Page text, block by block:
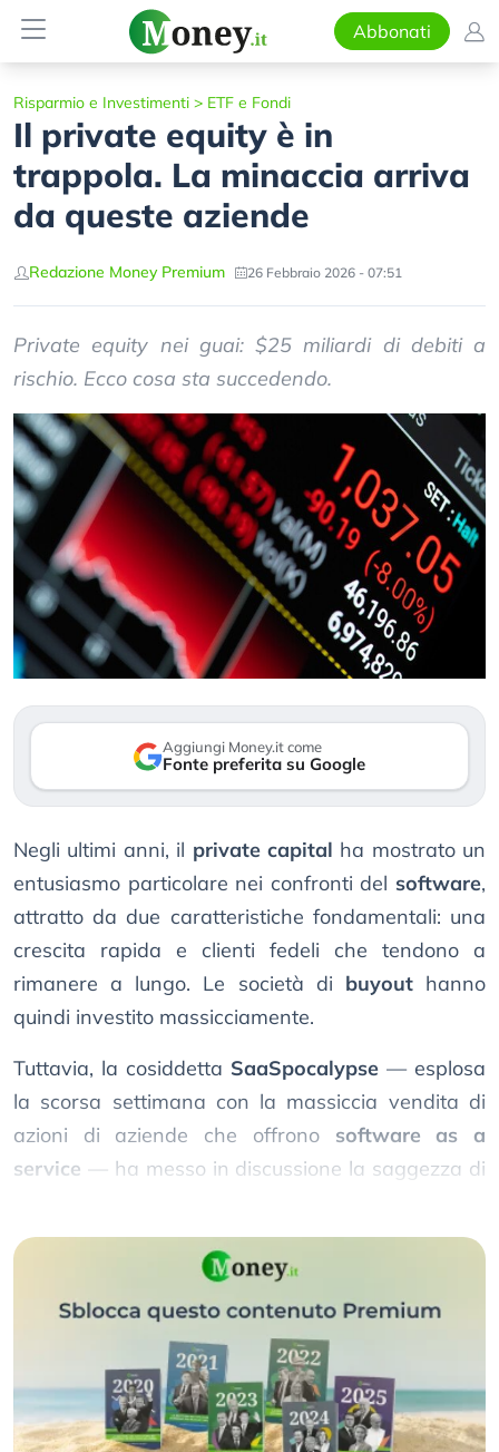
Abbonati
Risparmio e Investimenti > ETF e Fondi
Il private equity è in
trappola. La minaccia arriva
da queste aziende
Redazione Money Premium 26 Febbraio 2026 - 07:51
Private equity nei guai: $25 miliardi di debiti a
rischio. Ecco cosa sta succedendo.
Aggiungi Money.it come
Fonte preferita su Google
Negli ultimi anni, il private capital ha mostrato un
entusiasmo particolare nei confronti del software,
attratto da due caratteristiche fondamentali: una
crescita rapida e clienti fedeli che tendono a
rimanere a lungo. Le società di buyouthanno
quindi investito massicciamente.
Tuttavia, la cosiddetta SaaSpocalypse — esplosa
la scorsa settimana con la massiccia vendita di
azioni di aziende che offrono software as a
service — ha messo in discussione la saggezza di